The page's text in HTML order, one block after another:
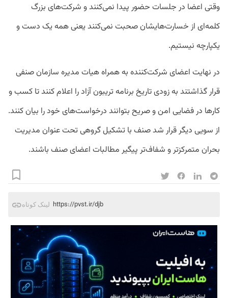
وقتی اعضا در جلسات حضور پیدا نمی‌کنند و شرکت‌های بزرگ
کلمه‌ای از خسارت‌هایشان صحبت نمی‌کنند یعنی همه یک دست و
یکپارچه نیستیم.
در نهایت اعضای شرکت‌کننده به همراه هیات مدیره سازمان صنفی
قرار گذاشتند به زودی تاریخ برنامه تریبون آزاد را اعلام کنند تا کسب و
کارها در فضایی امن و صریح بتوانند درخواست‌های خود را بیان کنند.
از سویی دیگر قرار شد صنف با تشکیل گروهی تحت عنوان مدیریت
بحران متمرکز‌تر و شفاف‌تر پیگیر مطالبات اعضای صنف باشند.
لینک کوتاه https://pvst.ir/djb